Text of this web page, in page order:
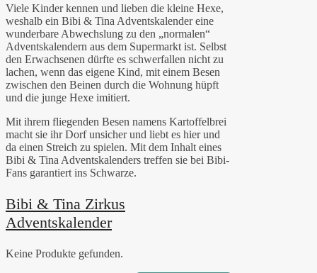
Viele Kinder kennen und lieben die kleine Hexe,
weshalb ein Bibi & Tina Adventskalender eine
wunderbare Abwechslung zu den „normalen“
Adventskalendern aus dem Supermarkt ist. Selbst
den Erwachsenen dürfte es schwerfallen nicht zu
lachen, wenn das eigene Kind, mit einem Besen
zwischen den Beinen durch die Wohnung hüpft
und die junge Hexe imitiert.
Mit ihrem fliegenden Besen namens Kartoffelbrei
macht sie ihr Dorf unsicher und liebt es hier und
da einen Streich zu spielen. Mit dem Inhalt eines
Bibi & Tina Adventskalenders treffen sie bei Bibi-
Fans garantiert ins Schwarze.
Bibi & Tina Zirkus
Adventskalender
Keine Produkte gefunden.